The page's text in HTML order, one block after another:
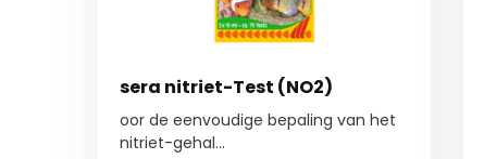
sera nitriet-Test (NO2)
oor de eenvoudige bepaling van het
nitriet-gehal...